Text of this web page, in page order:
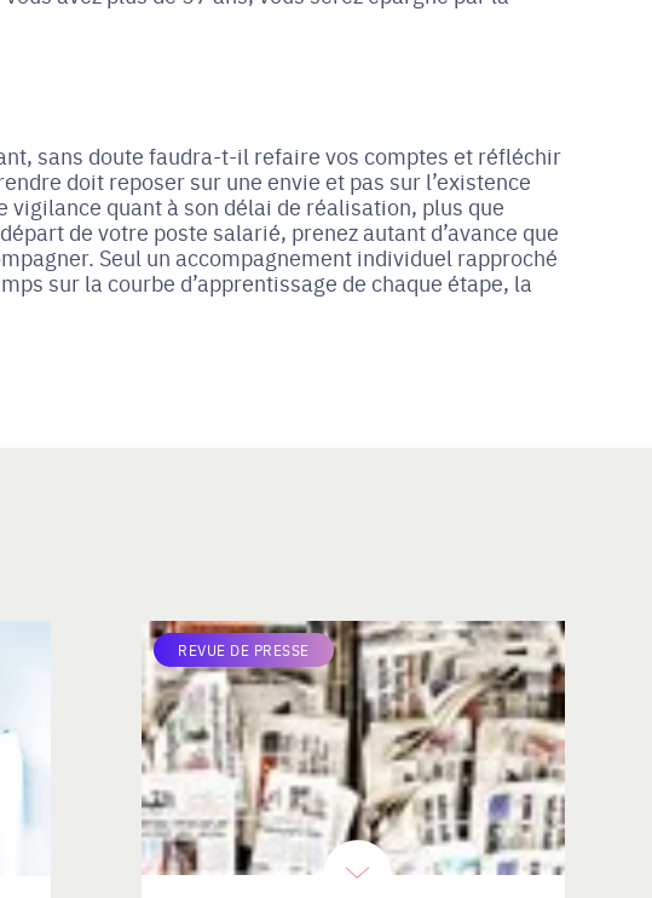
sans doute faudra-t-il refaire vos comptes et réfléchir
doit reposer sur une envie et pas sur l’existence
vigilance quant à son délai de réalisation, plus que
de votre poste salarié, prenez autant d’avance que
Seul un accompagnement individuel rapproché
sur la courbe d’apprentissage de chaque étape, la
REVUE DE PRESSE